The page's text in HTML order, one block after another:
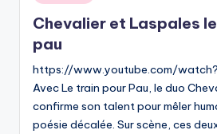
in
Chevalier et Laspales
pau
https://www.youtube.com/
Avec Le train pour Pau, le duo
confirme son talent pour mêler
poésie décalée. Sur scène, ces